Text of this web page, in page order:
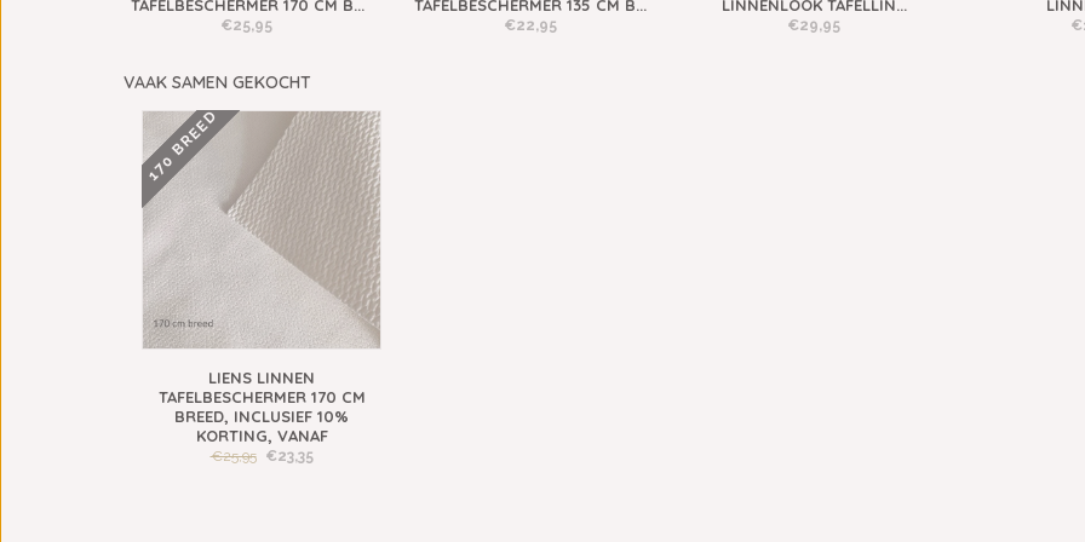
TAFELBESCHERMER 170 CM B...
€25,95
TAFELBESCHERMER 135 CM B...
€22,95
LINNENLOOK TAFELLIN...
€29,95
VAAK SAMEN GEKOCHT
170 BREED
LIENS LINNEN
TAFELBESCHERMER 170 CM
BREED, INCLUSIEF 10%
KORTING, VANAF
€25,95 €23,35